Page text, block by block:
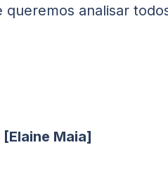
analisar
[Elaine Maia]